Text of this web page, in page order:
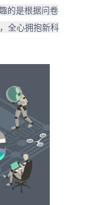
的是根据问卷
全心拥抱新科